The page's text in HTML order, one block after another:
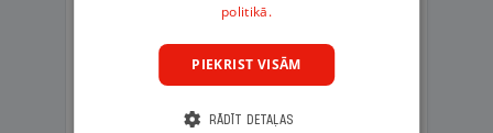
Ģimenes komplekts – aizraujošs
lasāmžurnāls bērniem un analītiska
lasāmviela vecākiem.
politikā.
PIEKRIST VISĀM
RĀDĪT DETAĻAS